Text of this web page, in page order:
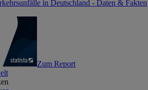
in Deutschland - Daten & Fakten
Zum Report